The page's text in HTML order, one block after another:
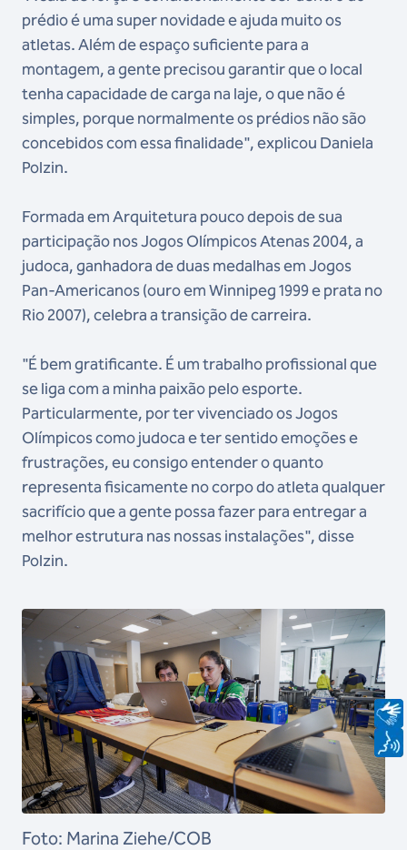
prédio é uma super novidade e ajuda muito os
atletas. Além de espaço suficiente para a
montagem, a gente precisou garantir que o local
tenha capacidade de carga na laje, o que não é
simples, porque normalmente os prédios não são
concebidos com essa finalidade", explicou Daniela
Polzin.
Formada em Arquitetura pouco depois de sua
participação nos Jogos Olímpicos Atenas 2004, a
judoca, ganhadora de duas medalhas em Jogos
Pan-Americanos (ouro em Winnipeg 1999 e prata no
Rio 2007), celebra a transição de carreira.
"É bem gratificante. É um trabalho profissional que
se liga com a minha paixão pelo esporte.
Particularmente, por ter vivenciado os Jogos
Olímpicos como judoca e ter sentido emoções e
frustrações, eu consigo entender o quanto
representa fisicamente no corpo do atleta qualquer
sacrifício que a gente possa fazer para entregar a
melhor estrutura nas nossas instalações", disse
Polzin.
Foto: Marina Ziehe/COB